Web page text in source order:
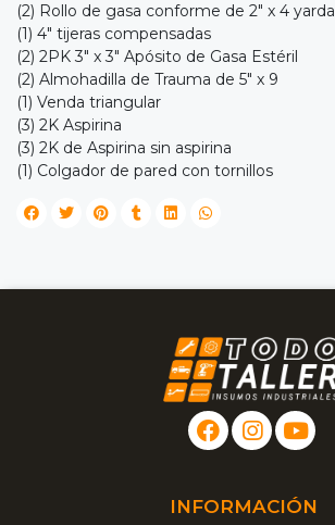
(2) Rollo de gasa conforme de 2" x 4
(1) 4" tijeras compensadas
(2) 2PK 3" x 3" Apósito de Gasa Estéril
(2) Almohadilla de Trauma de 5" x 9
(1) Venda triangular
(3) 2K Aspirina
(3) 2K de Aspirina sin aspirina
(1) Colgador de pared con tornillos
INFORMACIÓN